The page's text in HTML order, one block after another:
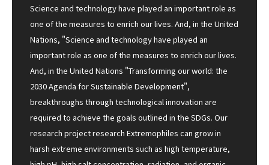
Science and technology have played an important role as
one of the measures to enrich our lives. And, in the United
Nations, "Science and technology have played an
important role as one of the measures to enrich our lives.
And, in the United Nations "Transforming our world: the
2030 Agenda for Sustainable Development",
breakthroughs through technological innovation are
required to achieve the goals outlined in the SDGs. Our
research project research Extremophiles can grow in
harsh extreme environments such as high temperature,